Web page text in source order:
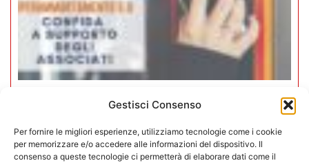
Gestisci Consenso
Per fornire le migliori esperienze, utilizziamo tecnologie come i cookie
per memorizzare e/o accedere alle informazioni del dispositivo. Il
consenso a queste tecnologie ci permetterà di elaborare dati come il
Iperammortamento 5.0. CONFIDA
apre uno sportello dedicato per gli
associati